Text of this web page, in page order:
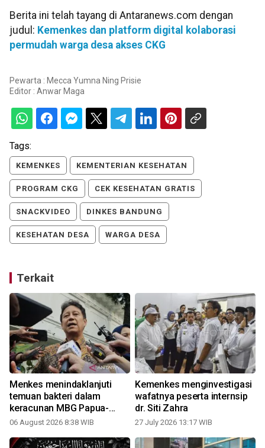
Berita ini telah tayang di Antaranews.com dengan
judul: Kemenkes dan platform digital kolaborasi
permudah warga desa akses CKG
Pewarta : Mecca Yumna Ning Prisie
Editor : Anwar Maga
Tags:
KEMENKES KEMENTERIAN KESEHATAN
PROGRAM CKG CEK KESEHATAN GRATIS
SNACKVIDEO DINKES BANDUNG
KESEHATAN DESA WARGA DESA
Terkait
Menkes menindaklanjuti
temuan bakteri dalam
keracunan MBG Papua-
Semarang
06 August 2026 8:38 WIB
Kemenkes menginvestigasi
wafatnya peserta internsip
dr. Siti Zahra
27 July 2026 13:17 WIB